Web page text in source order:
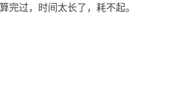
完过，时间太长了，耗不起。